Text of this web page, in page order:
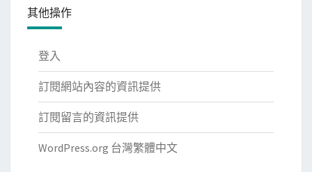
其他操作
登入
訂閱網站內容的資訊提供
訂閱留言的資訊提供
WordPress.org 台灣繁體中文